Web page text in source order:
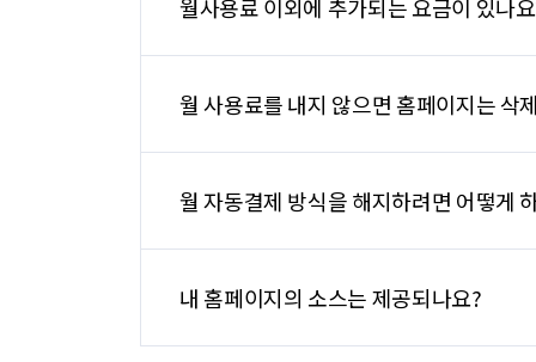
월사용료 이외에 추가되는 요금이 있나
월 사용료를 내지 않으면 홈페이지는 삭
월 자동결제 방식을 해지하려면 어떻게
내 홈페이지의 소스는 제공되나요?